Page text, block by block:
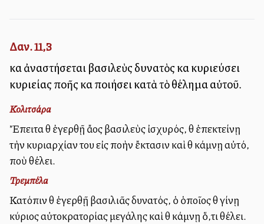
Δαν. 11,3
καὶ ἀναστήσεται βασιλεὺς δυνατὸς καὶ κυριεύσει
κυριείας πολλῆς καὶ ποιήσει κατὰ τὸ θέλημα αὐτοῦ.
Κολιτσάρα
Ἔπειτα θὰ ἐγερθῇ ἄλλος βασιλεὺς ἰσχυρός, θὰ ἐπεκτείνῃ
τὴν κυριαρχίαν του εἰς πολλὴν ἔκτασιν καὶ θὰ κάμνῃ αὐτό,
ποὺ θέλει.
Τρεμπέλα
Κατόπιν θὰ ἐγερθῇ βασιλιᾶς δυνατός, ὁ ὁποῖος θὰ γίνῃ
κύριος αὐτοκρατορίας μεγάλης καὶ θὰ κάμνῃ ὅ,τι θέλει.